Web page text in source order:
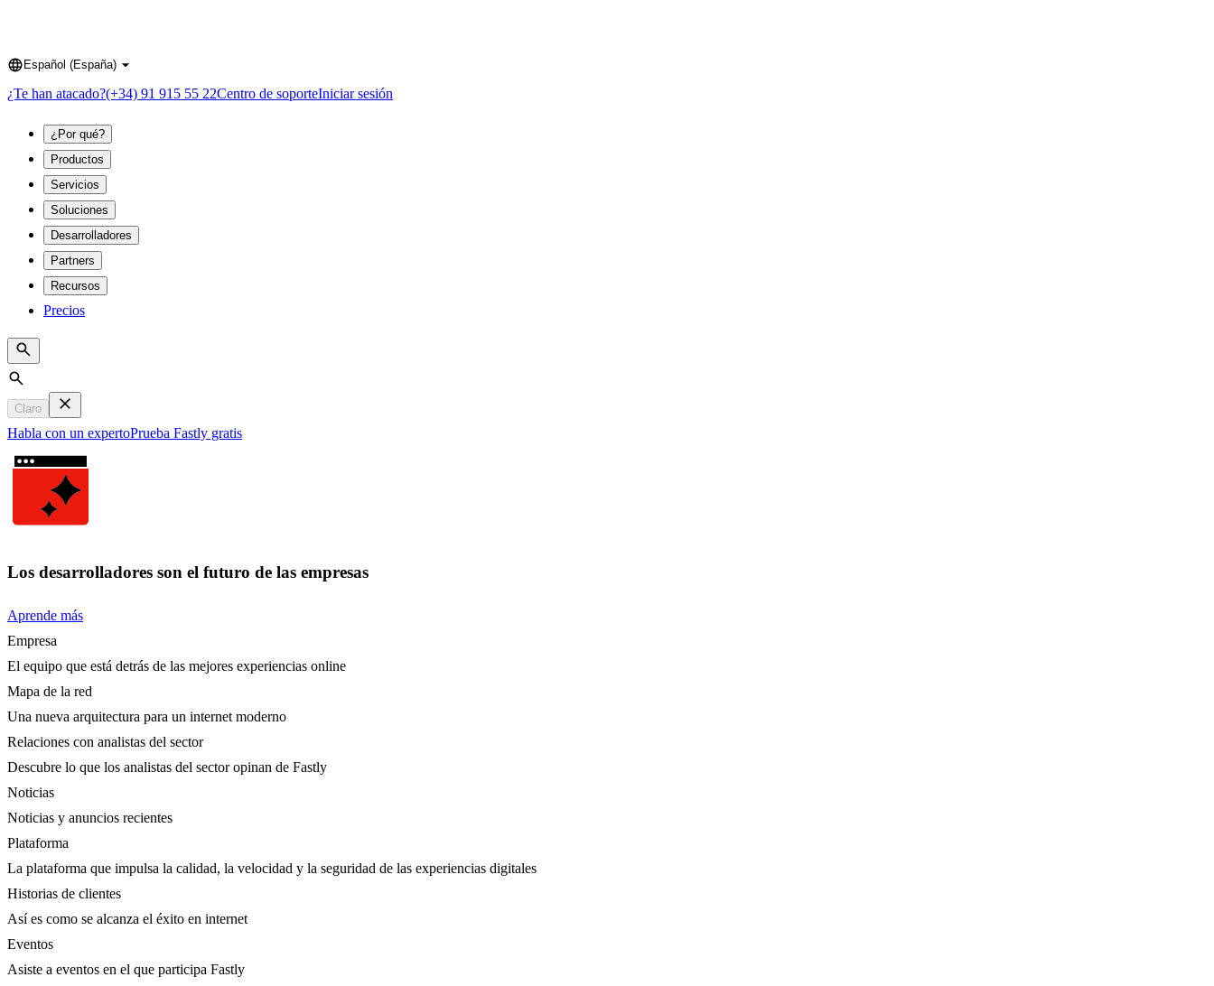
Language
Español (España)
¿Te han atacado?(+34) 91 915 55 22Centro de soporteIniciar sesión
¿Por qué?
Productos
Servicios
Soluciones
Desarrolladores
Partners
Recursos
Precios
Search
Claro
Habla con un expertoPrueba Fastly gratis
Los desarrolladores son el futuro de las empresas
Aprende más
Empresa
El equipo que está detrás de las mejores experiencias online
Mapa de la red
Una nueva arquitectura para un internet moderno
Relaciones con analistas del sector
Descubre lo que los analistas del sector opinan de Fastly
Noticias
Noticias y anuncios recientes
Plataforma
La plataforma que impulsa la calidad, la velocidad y la seguridad de las experiencias digitales
Historias de clientes
Así es como se alcanza el éxito en internet
Eventos
Asiste a eventos en el que participa Fastly